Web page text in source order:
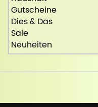
Gutscheine
Dies & Das
Sale
Neuheiten